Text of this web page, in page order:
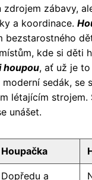
zdrojem zábavy,
a koordinace.
bezstarostného
kde si děti
houpou, ať už je
sedák, se
létajícím strojem.
unášet.
Houpačka
Dopředu a